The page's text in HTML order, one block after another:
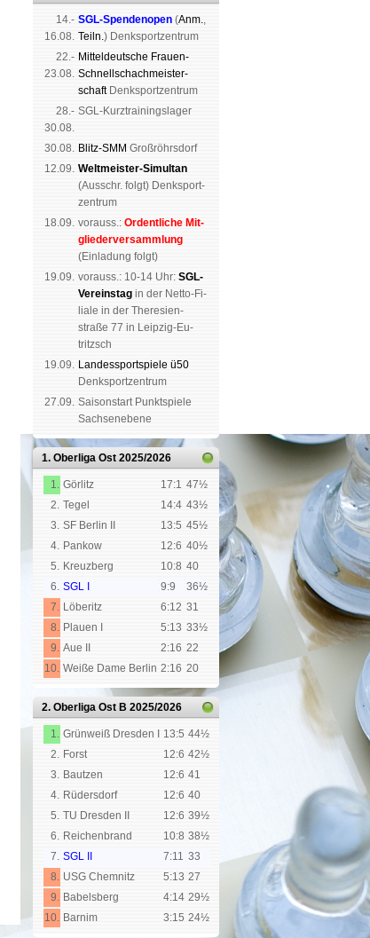
14.-
16.08.
SGL-Spenden­open (Anm.,
Teiln.) Denk­sport­zen­trum
22.-
23.08.
Mit­tel­deu­tsche Frauen-
Schnell­schach­meis­ter­
schaftDenk­sport­zen­trum
28.-
30.08.
SGL-Kurz­trai­nings­lager
30.08. Blitz-SMM Groß­röhrs­dorf
12.09. Weltmeister-Simultan
(Aus­schr. folgt) Denk­sport­
zen­trum
18.09. vorauss.: Or­dent­li­che Mit­
glie­der­ver­samm­lung
(Ein­la­dung folgt)
19.09. vor­auss.: 10-14 Uhr: SGL-
Ver­eins­tag in der Netto-Fi­
li­a­le in der The­re­sien­
straße 77 in Leip­zig-Eu­
tritzsch
19.09. Landes­sport­spiele ü50
Denk­sport­zen­trum
27.09. Saison­start Punkt­spiele
Sachsen­ebene
1. Oberliga Ost 2025/2026
1. Görlitz 17:1 47½
2. Tegel 14:4 43½
3. SF Berlin II 13:5 45½
4. Pankow 12:6 40½
5. Kreuzberg 10:8 40
6. SGL I 9:9
36½
7. Löberitz 6:12 31
8. Plauen I 5:13 33½
9. Aue II 2:16 22
10. Weiße Dame Berlin 2:16 20
2. Oberliga Ost B 2025/2026
1. Grünweiß Dresden I 13:5 44½
2. Forst 12:6 42½
3. Bautzen 12:6 41
4. Rüdersdorf 12:6 40
5. TU Dresden II 12:6 39½
6. Reichenbrand 10:8 38½
7. SGL II 7:11 33
8. USG Chemnitz 5:13 27
9. Babelsberg 4:14 29½
10. Barnim 3:15 24½